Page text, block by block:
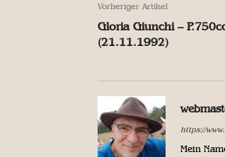
Vorheriger Artikel
Gloria Giunchi –
(21.11.1992)
https://
Mein